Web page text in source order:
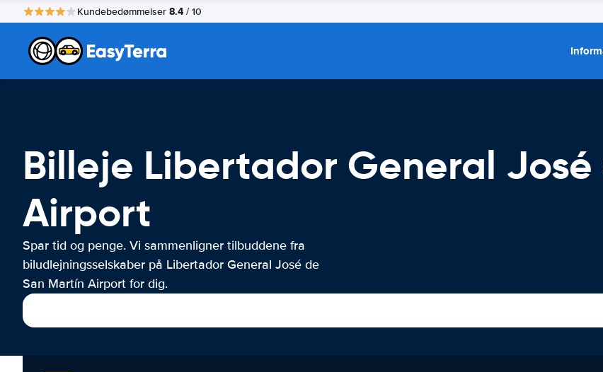
Kundebedømmelser 8.4 / 10
Billeje Libertador General
Airport
Spar tid og penge. Vi sammenligner tilbuddene fra
biludlejningsselskaber på Libertador General José de
San Martín Airport for dig.